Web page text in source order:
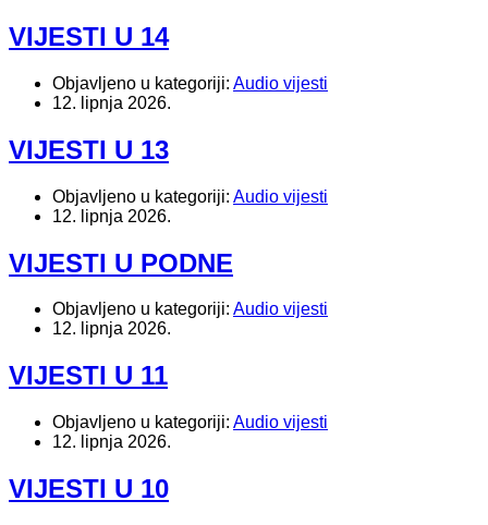
VIJESTI U 14
Objavljeno u kategoriji: Audio vijesti
12. lipnja 2026.
VIJESTI U 13
Objavljeno u kategoriji: Audio vijesti
12. lipnja 2026.
VIJESTI U PODNE
Objavljeno u kategoriji: Audio vijesti
12. lipnja 2026.
VIJESTI U 11
Objavljeno u kategoriji: Audio vijesti
12. lipnja 2026.
VIJESTI U 10